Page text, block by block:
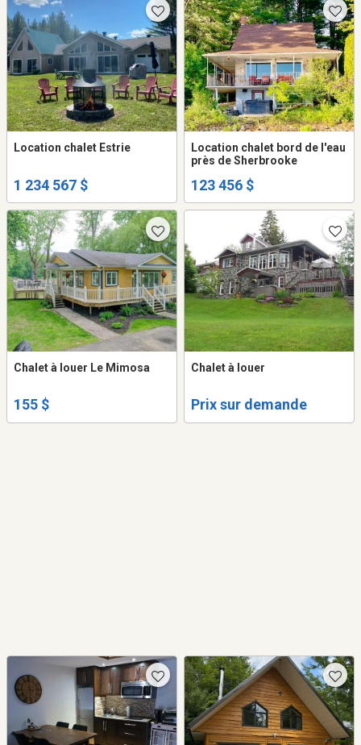
Location chalet Estrie
1 234 567 $
Location chalet bord de l'eau
près de Sherbrooke
123 456 $
Chalet à louer Le Mimosa
155 $
Chalet à louer
Prix sur demande